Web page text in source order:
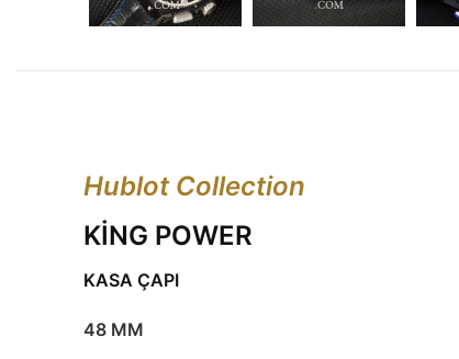
Hublot Collection
KİNG POWER
KASA ÇAPI
48 MM